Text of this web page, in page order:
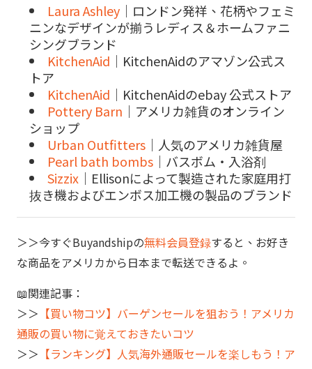
Laura Ashley ｜ロンドン発祥、花柄やフェミ
ニンなデザインが揃うレディス＆ホームファニ
シングブランド
KitchenAid ｜KitchenAidのアマゾン公式ス
トア
KitchenAid ｜KitchenAidのebay 公式ストア
Pottery Barn ｜アメリカ雑貨のオンライン
ショップ
Urban Outfitters ｜人気のアメリカ雑貨屋
Pearl bath bombs ｜バスボム・入浴剤
Sizzix ｜Ellisonによって製造された家庭用打
抜き機およびエンボス加工機の製品のブランド
＞＞今すぐBuyandshipの無料会員登録すると、お好き
な商品をアメリカから日本まで転送できるよ。
📖関連記事：
＞＞ 【買い物コツ】バーゲンセールを狙おう！アメリカ
通販の買い物に覚えておきたいコツ
＞＞ 【ランキング】人気海外通販セールを楽しもう！ア